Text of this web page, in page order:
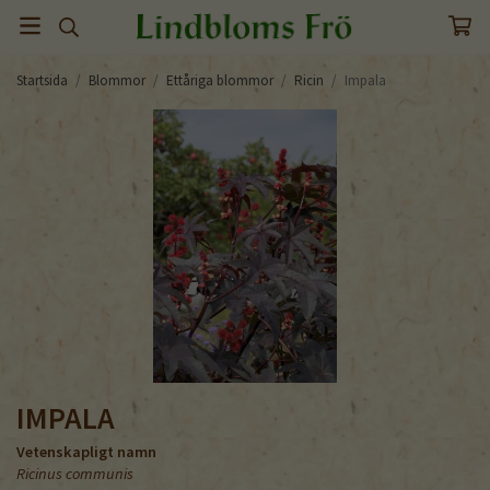
Startsida / Blommor / Ettåriga blommor / Ricin / Impala
IMPALA
Vetenskapligt namn
Ricinus communis